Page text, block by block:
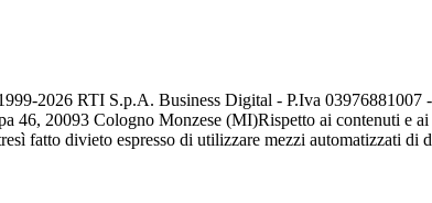
2026 RTI S.p.A. Business Digital - P.Iva 03976881007
46, 20093 Cologno Monzese (MI)Rispetto ai contenuti e
fatto divieto espresso di utilizzare mezzi automatizzati di